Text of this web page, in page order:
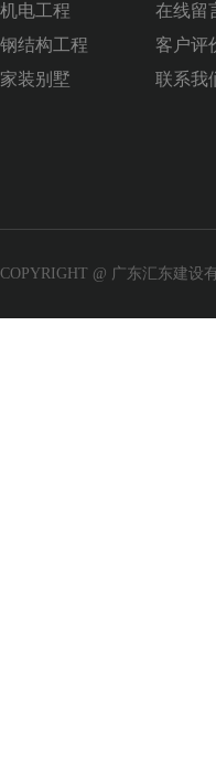
机电工程
钢结构工程
家装别墅
在线留
客户评
联系我
COPYRIGHT @ 广东汇东建设